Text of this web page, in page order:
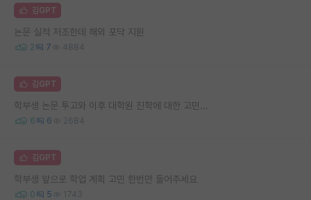
김GPT
논문 실적 저조한데 해외 포닥 지원
2 7 4884
김GPT
학부생 논문 투고와 이후 대학원 진학에 대한 고민...
6 6 2684
김GPT
학부생 앞으로 학업 계획 고민 한번만 들어주세요
0 5 1743